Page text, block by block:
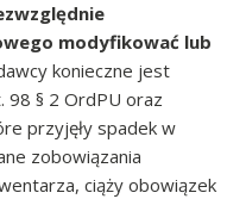
modyfikować lub
konieczne jest
98 § 2 OrdPU oraz
przyjęły spadek w
zobowiązania
ciąży obowiązek